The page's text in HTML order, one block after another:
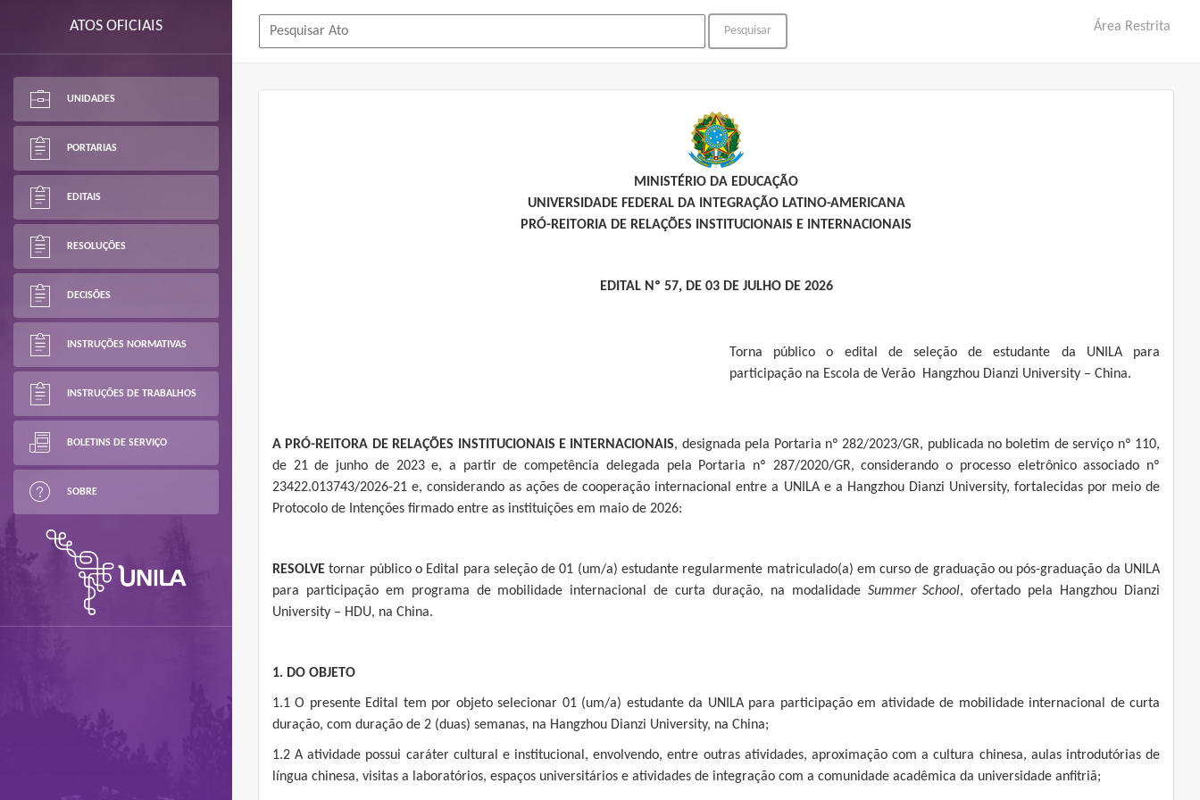
ATOS OFICIAIS
UNIDADES
PORTARIAS
EDITAIS
RESOLUÇÕES
DECISÕES
INSTRUÇÕES NORMATIVAS
INSTRUÇÕES DE TRABALHOS
BOLETINS DE SERVIÇO
SOBRE
Área Restrita
MINISTÉRIO DA EDUCAÇÃO
UNIVERSIDADE FEDERAL DA INTEGRAÇÃO LATINO-AMERICANA
PRÓ-REITORIA DE RELAÇÕES INSTITUCIONAIS E INTERNACIONAIS
EDITAL Nº 57, DE 03 DE JULHO DE 2026
Torna público o edital de seleção de estudante da UNILA para
participação na Escola de Verão Hangzhou Dianzi University – China.
A PRÓ-REITORA DE RELAÇÕES INSTITUCIONAIS E INTERNACIONAIS, designada pela Portaria nº 282/2023/GR, publicada no boletim de serviço nº 110,
de 21 de junho de 2023 e, a partir de competência delegada pela Portaria nº 287/2020/GR, considerando o processo eletrônico associado nº
23422.013743/2026-21 e, considerando as ações de cooperação internacional entre a UNILA e a Hangzhou Dianzi University, fortalecidas por meio de
Protocolo de Intenções firmado entre as instituições em maio de 2026:
RESOLVE tornar público o Edital para seleção de 01 (um/a) estudante regularmente matriculado(a) em curso de graduação ou pós-graduação da UNILA
para participação em programa de mobilidade internacional de curta duração, na modalidade Summer School, ofertado pela Hangzhou Dianzi
University – HDU, na China.
1. DO OBJETO
1.1 O presente Edital tem por objeto selecionar 01 (um/a) estudante da UNILA para participação em atividade de mobilidade internacional de curta
duração, com duração de 2 (duas) semanas, na Hangzhou Dianzi University, na China;
1.2 A atividade possui caráter cultural e institucional, envolvendo, entre outras atividades, aproximação com a cultura chinesa, aulas introdutórias de
língua chinesa, visitas a laboratórios, espaços universitários e atividades de integração com a comunidade acadêmica da universidade anfitriã;